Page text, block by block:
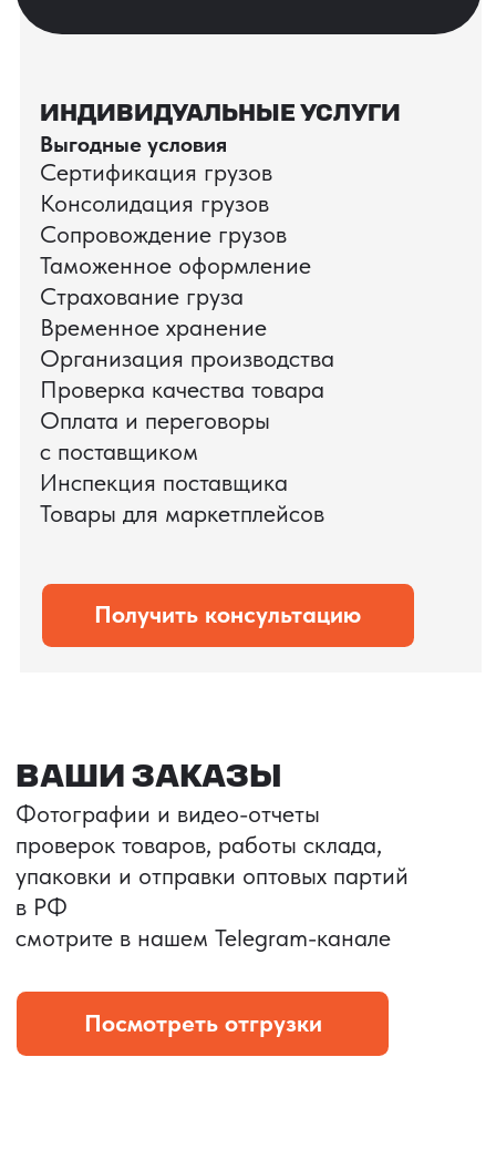
КЕЙС ПАО «РОСТЕЛЕКОМ»
ПАО «Ростелеком» доверяет нам полный
цикл международных поставок — от
поиска и проверки поставщиков до
доставки оборудования.
Мы обеспечили полный цикл работ:
проверку продукции, логистику,
таможенное оформление и контроль
сроков. В результате все товары были
доставлены точно в срок и без
дополнительных рисков.
PRO TORG — проверенный партнёр по
международной логистике для ведущих
федеральных компаний.
Оставить заявку
Портативные колонки
Условия: Тираж 3100 шт.
Колонка с шнуром
зарядным, без коробки
и ложемента (эвы).
Складная зарядка
Условия: Тираж 5900 шт.
Магнитная зарядка 3в1.
Комплект: устройство +
провод Type C.
КОНТРОЛЬ КАЧЕСТВА
Проверка по ТЗ включает:
— измерения размеров